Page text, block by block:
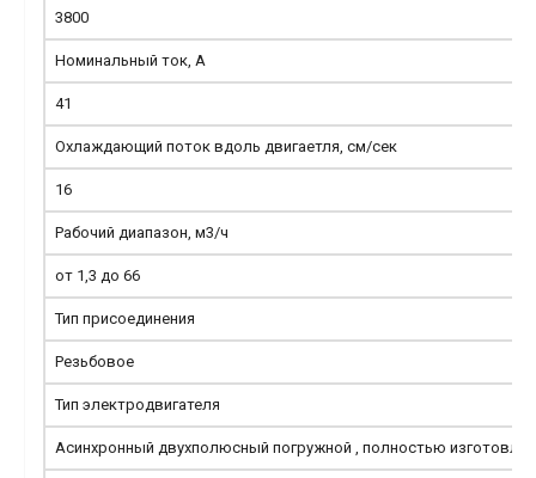
3800
Номинальный ток, А
41
Охлаждающий поток вдоль двигаетля, см/сек
16
Рабочий диапазон, м3/ч
от 1,3 до 66
Тип присоединения
Резьбовое
Тип электродвигателя
Асинхронный двухполюсный погружной , полностью